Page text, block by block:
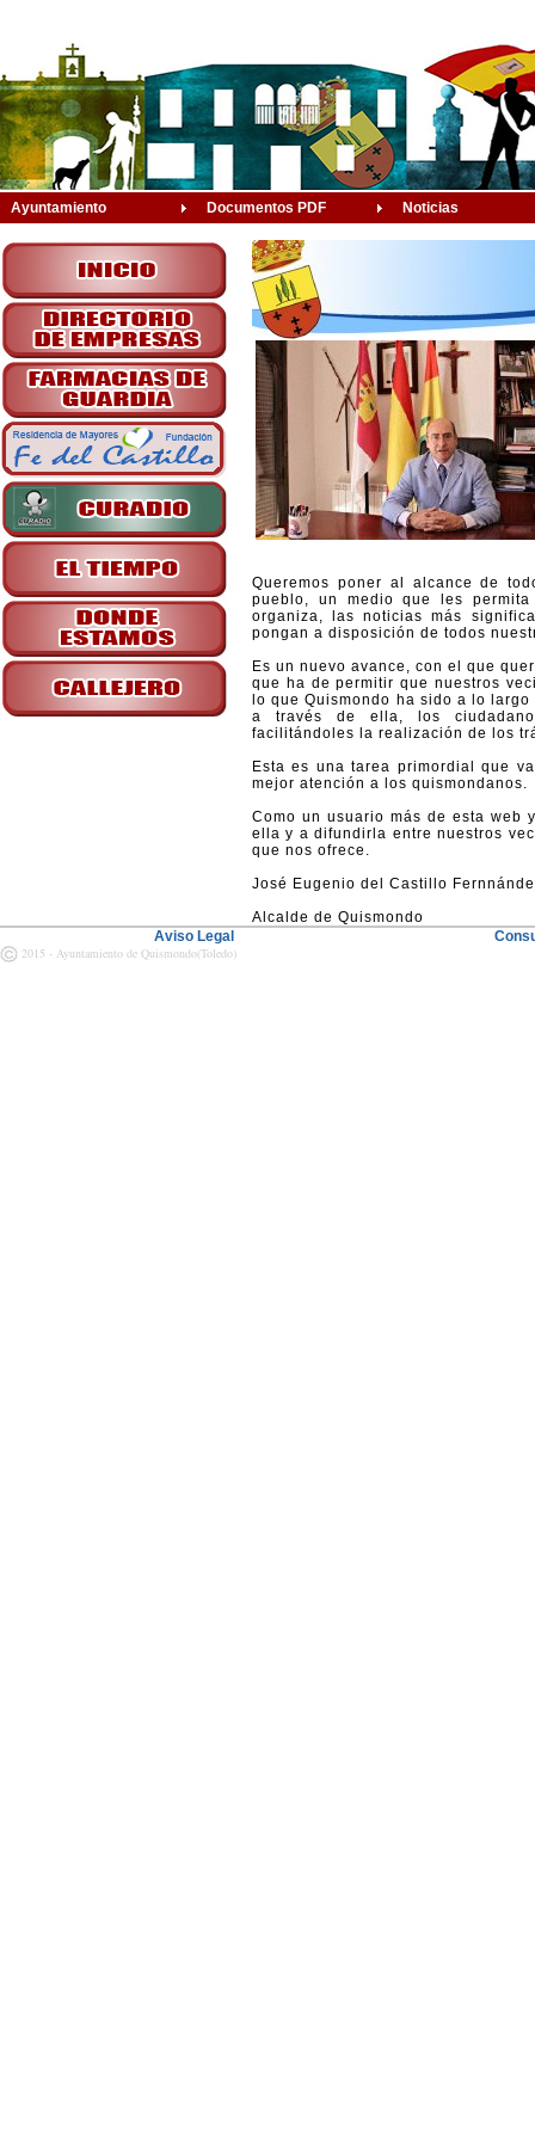
Ayuntamiento Documentos PDF Noticias
Queremos poner al alcance de
pueblo, un medio que les
organiza, las noticias más
pongan a disposición de todos
Es un nuevo avance, con el que
que ha de permitir que nuestros
lo que Quismondo ha sido a lo
a través de ella, los
facilitándoles la realización de los
Esta es una tarea primordial que
mejor atención a los quismondanos.
Como un usuario más de esta web
ella y a difundirla entre nuestros
que nos ofrece.
José Eugenio del Castillo
Alcalde de Quismondo
Aviso Legal
2015 - Ayuntamiento de Quismondo(Toledo)